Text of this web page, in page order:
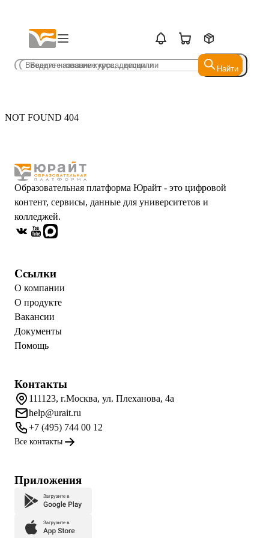
Найти
Найти
NOT FOUND 404
Образовательная платформа Юрайт - это цифровой
контент, сервисы, данные для университетов и
колледжей.
Ссылки
О компании
О продукте
Вакансии
Документы
Помощь
Контакты
111123, г.Москва, ул. Плеханова, 4а
help@urait.ru
+7 (495) 744 00 12
Все контакты
Приложения